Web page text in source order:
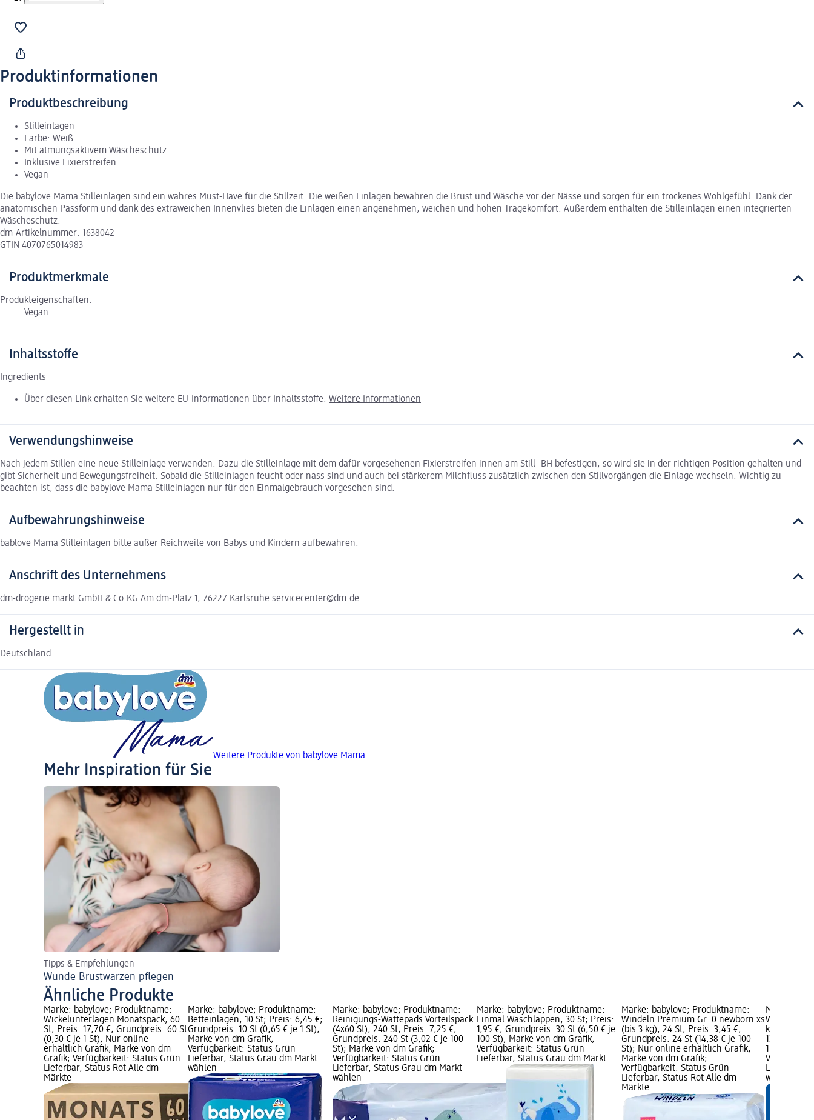
Produktinformationen
Produktbeschreibung
Stilleinlagen
Farbe: Weiß
Mit atmungsaktivem Wäscheschutz
Inklusive Fixierstreifen
Vegan
Die babylove Mama Stilleinlagen sind ein wahres Must-Have für die Stillzeit. Die weißen Einlagen bewahren die Brust und Wäsche vor der Nässe und sorgen für ein trockenes Wohlgefühl. Dank der
anatomischen Passform und dank des extraweichen Innenvlies bieten die Einlagen einen angenehmen, weichen und hohen Tragekomfort. Außerdem enthalten die Stilleinlagen einen integrierten
Wäscheschutz.
dm-Artikelnummer: 1638042
GTIN 4070765014983
Produktmerkmale
Produkteigenschaften:
Vegan
Inhaltsstoffe
Ingredients
Über diesen Link erhalten Sie weitere EU-Informationen über Inhaltsstoffe. Weitere Informationen
Verwendungshinweise
Nach jedem Stillen eine neue Stilleinlage verwenden. Dazu die Stilleinlage mit dem dafür vorgesehenen Fixierstreifen innen am Still- BH befestigen, so wird sie in der richtigen Position gehalten und
gibt Sicherheit und Bewegungsfreiheit. Sobald die Stilleinlagen feucht oder nass sind und auch bei stärkerem Milchfluss zusätzlich zwischen den Stillvorgängen die Einlage wechseln. Wichtig zu
beachten ist, dass die babylove Mama Stilleinlagen nur für den Einmalgebrauch vorgesehen sind.
Aufbewahrungshinweise
bablove Mama Stilleinlagen bitte außer Reichweite von Babys und Kindern aufbewahren.
Anschrift des Unternehmens
dm-drogerie markt GmbH & Co.KG Am dm-Platz 1, 76227 Karlsruhe servicecenter@dm.de
Hergestellt in
Deutschland
Weitere Produkte von babylove Mama
Mehr Inspiration für Sie
Tipps & Empfehlungen
Wunde Brustwarzen pflegen
Ähnliche Produkte
Marke: babylove; Produktname:
Wickelunterlagen Monatspack, 60
St; Preis: 17,70 €; Grundpreis: 60 St
(0,30 € je 1 St); Nur online
erhältlich Grafik, Marke von dm
Grafik; Verfügbarkeit: Status Grün
Lieferbar, Status Rot Alle dm
Märkte
Marke: babylove; Produktname:
Betteinlagen, 10 St; Preis: 6,45 €;
Grundpreis: 10 St (0,65 € je 1 St);
Marke von dm Grafik;
Verfügbarkeit: Status Grün
Lieferbar, Status Grau dm Markt
wählen
Marke: babylove; Produktname:
Reinigungs-Wattepads Vorteilspack
(4x60 St), 240 St; Preis: 7,25 €;
Grundpreis: 240 St (3,02 € je 100
St); Marke von dm Grafik;
Verfügbarkeit: Status Grün
Lieferbar, Status Grau dm Markt
wählen
Marke: babylove; Produktname:
Einmal Waschlappen, 30 St; Preis:
1,95 €; Grundpreis: 30 St (6,50 € je
100 St); Marke von dm Grafik;
Verfügbarkeit: Status Grün
Lieferbar, Status Grau dm Markt
Marke: babylove; Produktname:
Windeln Premium Gr. 0 newborn xs
(bis 3 kg), 24 St; Preis: 3,45 €;
Grundpreis: 24 St (14,38 € je 100
St); Nur online erhältlich Grafik,
Marke von dm Grafik;
Verfügbarkeit: Status Grün
Lieferbar, Status Rot Alle dm
Märkte
Marke:
Windeln
kg)
12,45 €;
1 St);
Lieferbar,
wählen